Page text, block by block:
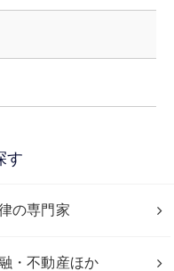
す
の専門家
・不動産ほか